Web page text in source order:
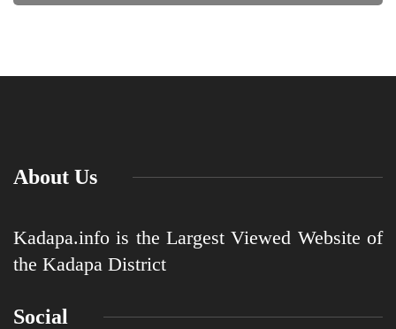
About Us
Kadapa.info is the Largest Viewed Website of
the Kadapa District
Social